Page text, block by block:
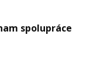
spolupráce